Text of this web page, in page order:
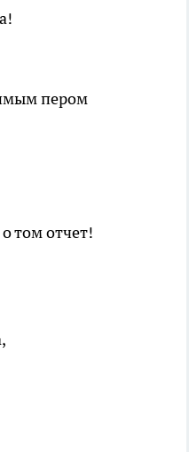
пером
том отчет!